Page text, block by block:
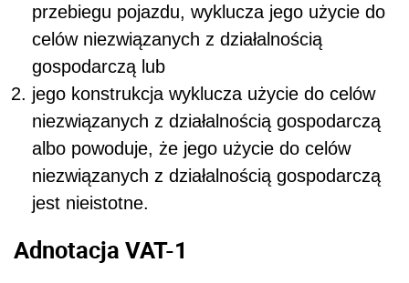
przebiegu pojazdu, wyklucza jego użycie do
celów niezwiązanych z działalnością
gospodarczą lub
jego konstrukcja wyklucza użycie do celów
niezwiązanych z działalnością gospodarczą
albo powoduje, że jego użycie do celów
niezwiązanych z działalnością gospodarczą
jest nieistotne.
Adnotacja VAT-1